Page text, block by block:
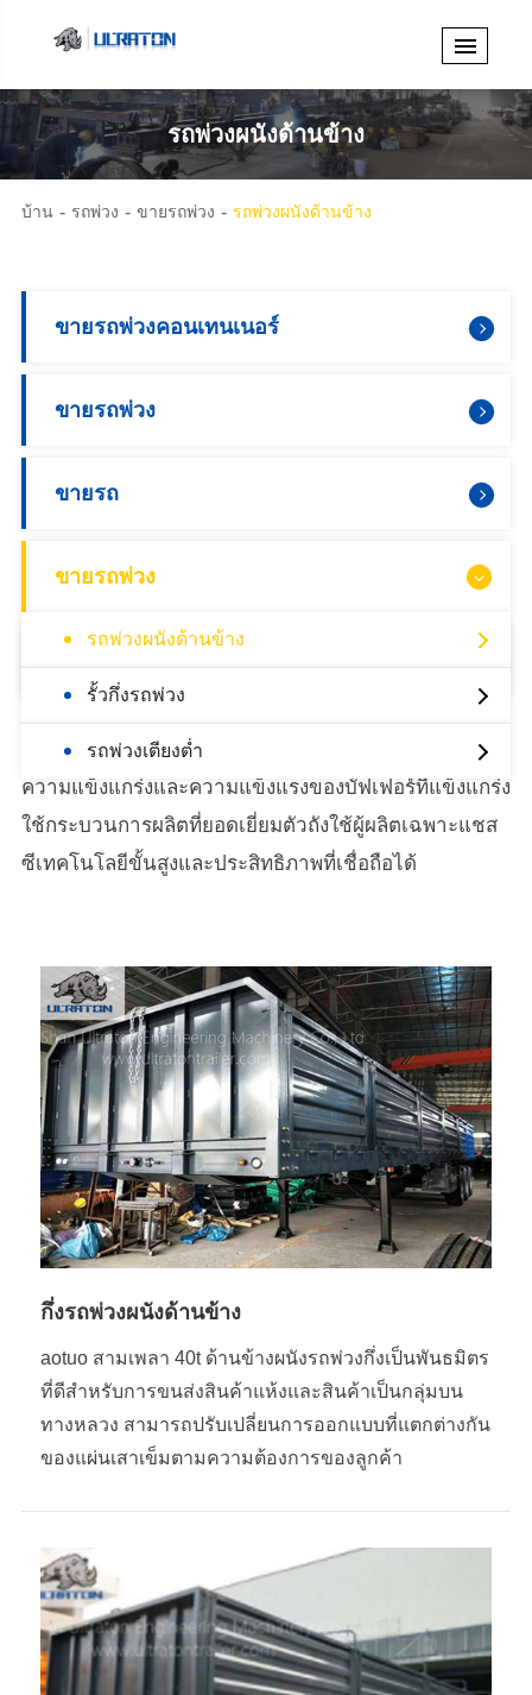
รถพ่วงผนังด้านข้าง
บ้าน รถพ่วง ขายรถพ่วง รถพ่วงผนังด้านข้าง
ขายรถพ่วงคอนเทนเนอร์
ขายรถพ่วง
ขายรถ
ขายรถพ่วง
รถพ่วงผนังด้านข้าง
รั้วกึ่งรถพ่วง
รถพ่วงเตียงต่ำ
ซูเปอร์ตันผนังด้านข้างรถพ่วงมีโครงสร้างที่เหมาะสม
ความแข็งแกร่งและความแข็งแรงของบัฟเฟอร์ที่แข็งแกร่ง
ใช้กระบวนการผลิตที่ยอดเยี่ยมตัวถังใช้ผู้ผลิตเฉพาะแชส
ซีเทคโนโลยีขั้นสูงและประสิทธิภาพที่เชื่อถือได้
กึ่งรถพ่วงผนังด้านข้าง
aotuo สามเพลา 40t ด้านข้างผนังรถพ่วงกึ่งเป็นพันธมิตร
ที่ดีสำหรับการขนส่งสินค้าแห้งและสินค้าเป็นกลุ่มบน
ทางหลวง สามารถปรับเปลี่ยนการออกแบบที่แตกต่างกัน
ของแผ่นเสาเข็มตามความต้องการของลูกค้า